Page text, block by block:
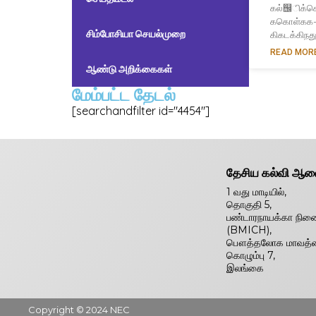
சிம்போசியா செயல்முறை
ஆண்டு அறிக்கைகள்
மேம்பட்ட தேடல்
[searchandfilter id="4454"]
ககொள்கக-
கிகடக்கிநது
READ
தேசிய கல்வி
1 வது மாடியில்,
தொகுதி 5,
பண்டாரநாயக்கா
(BMICH),
பௌத்தலோக
கொழும்பு 7,
இலங்கை
Copyright © 2024 NEC